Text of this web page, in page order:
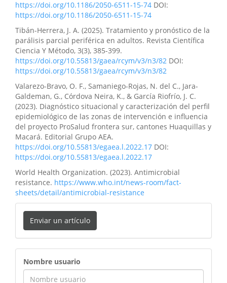
https://doi.org/10.1186/2050-6511-15-74 DOI:
https://doi.org/10.1186/2050-6511-15-74
Tibán-Herrera, J. A. (2025). Tratamiento y pronóstico de la
parálisis parcial periférica en adultos. Revista Científica
Ciencia Y Método, 3(3), 385-399.
https://doi.org/10.55813/gaea/rcym/v3/n3/82 DOI:
https://doi.org/10.55813/gaea/rcym/v3/n3/82
Valarezo-Bravo, O. F., Samaniego-Rojas, N. del C., Jara-
Galdeman, G., Córdova Neira, K., & García Riofrío, J. C.
(2023). Diagnóstico situacional y caracterización del perfil
epidemiológico de las zonas de intervención e influencia
del proyecto ProSalud frontera sur, cantones Huaquillas y
Macará. Editorial Grupo AEA.
https://doi.org/10.55813/egaea.l.2022.17 DOI:
https://doi.org/10.55813/egaea.l.2022.17
World Health Organization. (2023). Antimicrobial
resistance. https://www.who.int/news-room/fact-
sheets/detail/antimicrobial-resistance
Enviar un artículo
ingreso
Nombre usuario